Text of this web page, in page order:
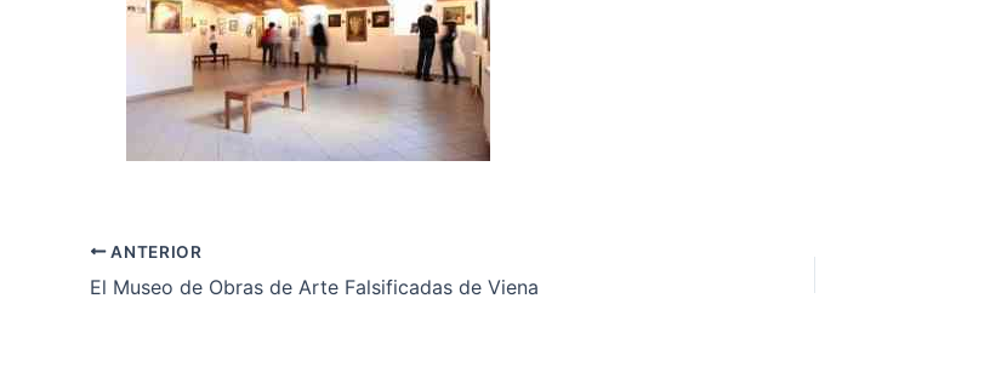
ANTERIOR
El Museo de Obras de Arte Falsificadas de Viena